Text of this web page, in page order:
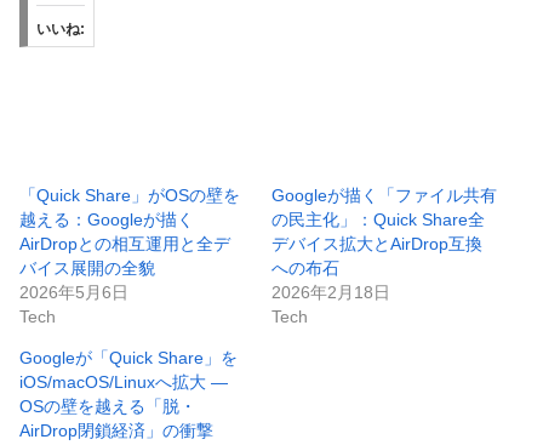
いいね:
「Quick Share」がOSの壁を
越える：Googleが描く
AirDropとの相互運用と全デ
バイス展開の全貌
2026年5月6日
Tech
Googleが描く「ファイル共有
の民主化」：Quick Share全
デバイス拡大とAirDrop互換
への布石
2026年2月18日
Tech
Googleが「Quick Share」を
iOS/macOS/Linuxへ拡大 ―
OSの壁を越える「脱・
AirDrop閉鎖経済」の衝撃